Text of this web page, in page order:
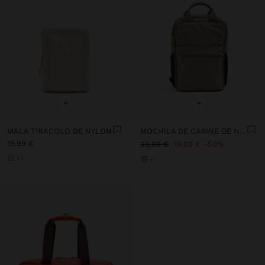
+
MALA TIRACOLO DE NYLON
19,99 €
+
MOCHILA DE CABINE DE NYLON
39,99 €
19,99 € 50%